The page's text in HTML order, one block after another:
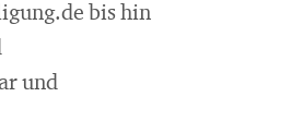
bis hin
und